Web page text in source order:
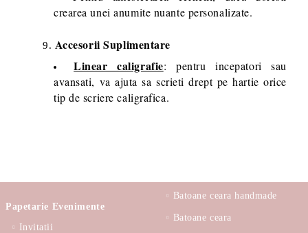
crearea unei anumite nuante personalizate.
Accesorii Suplimentare
Linear caligrafie: pentru incepatori sau
avansati, va ajuta sa scrieti drept pe hartie orice
tip de scriere caligrafica.
Papetarie Evenimente
Invitatii
Batoane ceara handmade
Batoane ceara